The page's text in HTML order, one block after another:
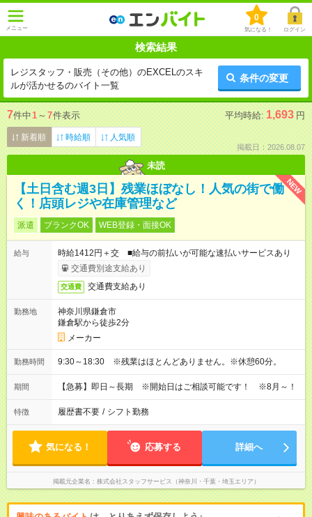
メニュー
0
気になる！ ログイン
検索結果
レジスタッフ・販売（その他）のEXCELのスキ
ルが活かせるのバイト一覧
条件の変更
7件中1 ～ 7件表示 平均時給: 1,693 円
新着順 時給順 人気順
掲載日：2026.08.07
未読
NEW
【土日含む週3日】残業ほぼなし！人気の街で働
く！店頭レジや在庫管理など
派遣 ブランクOK WEB登録・面接OK
給与
時給1412円＋交 ■給与の前払いが可能な速払いサービスあり
交通費別途支給あり
交通費 交通費支給あり
勤務地
神奈川県鎌倉市
鎌倉駅から徒歩2分
メーカー
勤務時間 9:30～18:30 ※残業はほとんどありません。※休憩60分。
期間 【急募】即日～長期 ※開始日はご相談可能です！ ※8月～！
特徴 履歴書不要 / シフト勤務
気になる！ 応募する 詳細へ
掲載元企業名 株式会社スタッフサービス（神奈川・千葉・埼玉エリア）